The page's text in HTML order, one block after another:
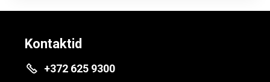
Kontaktid
+372 625 9300